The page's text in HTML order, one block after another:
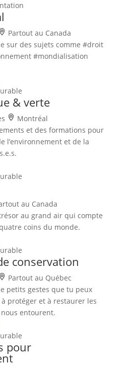
Partout au Canada
sur des sujets comme #droit
#mondialisation
& verte
Montréal
et des formations pour
l’environnement et de la
au Canada
au grand air qui compte
coins du monde.
conservation
Partout au Québec
petits gestes que tu peux
protéger et à restaurer les
entourent.
pour